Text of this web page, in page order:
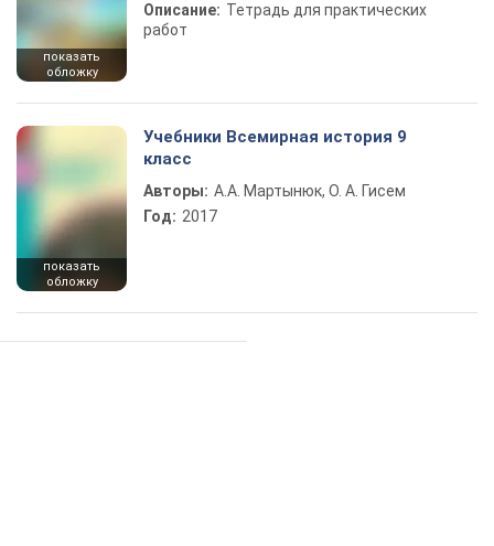
показать
обложку
Описание: Тетрадь для практических
работ
показать
обложку
Учебники Всемирная история 9
класс
Авторы: А.А. Мартынюк, О. А. Гисем
Год: 2017